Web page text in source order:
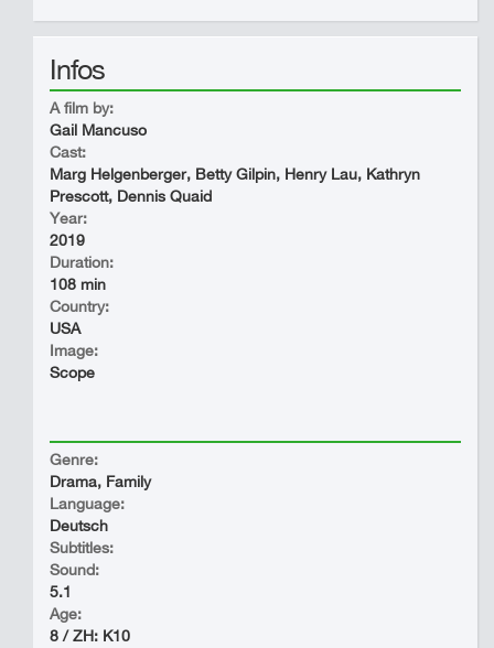
Infos
A film by:
Gail Mancuso
Cast:
Marg Helgenberger, Betty Gilpin, Henry Lau, Kathryn
Prescott, Dennis Quaid
Year:
2019
Duration:
108 min
Country:
USA
Image:
Scope
Genre:
Drama, Family
Language:
Deutsch
Subtitles:
Sound:
5.1
Age:
8 / ZH: K10